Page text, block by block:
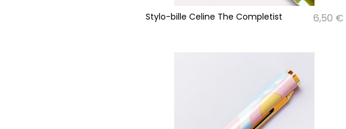
Stylo-bille Celine The Completist 6,50 €